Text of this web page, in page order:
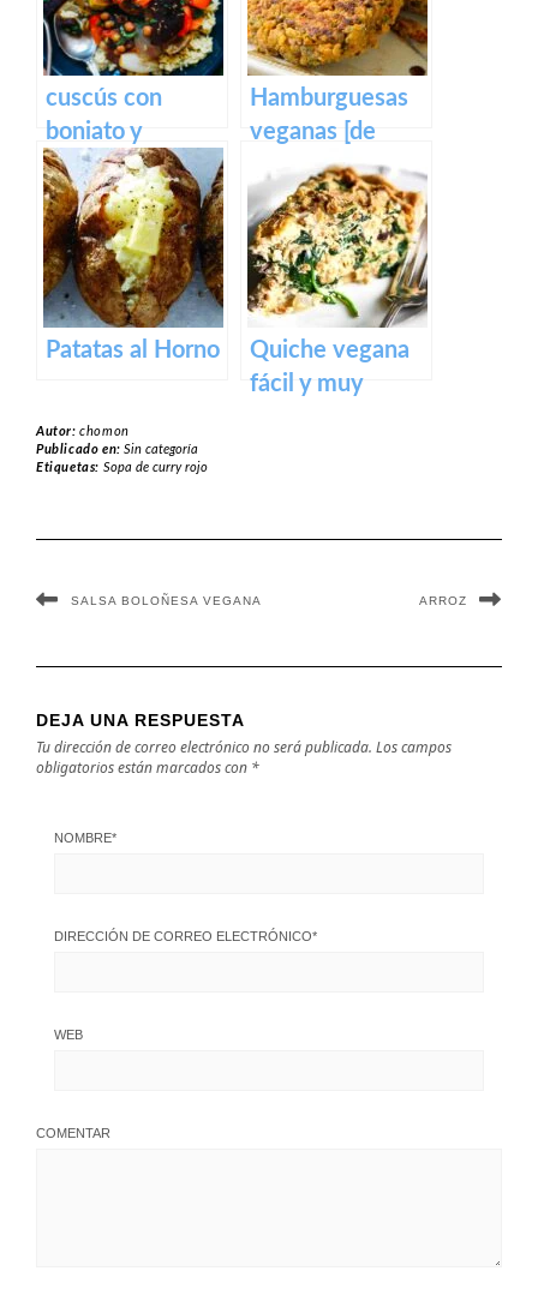
cuscús con
boniato y
tomatitos
horneados
Hamburguesas
veganas [de
quinoa y
garbanzos]
Patatas al Horno
Quiche vegana
fácil y muy
Autor:chomon
Publicado en:Sin categoría
Etiquetas: Sopa de curry rojo
SALSA BOLOÑESA VEGANA ARROZ
DEJA UNA RESPUESTA
Tu dirección de correo electrónico no será publicada. Los campos
obligatorios están marcados con *
NOMBRE*
DIRECCIÓN DE CORREO ELECTRÓNICO*
WEB
COMENTAR